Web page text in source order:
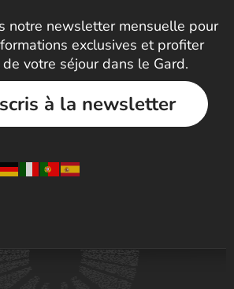
notre newsletter mensuelle pour
exclusives et profiter
votre séjour dans le Gard.
à la newsletter